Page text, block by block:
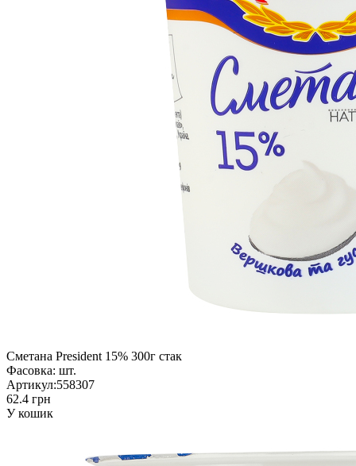
Сметана President 15% 300г стак
Фасовка: шт.
Артикул:558307
62.4 грн
У кошик